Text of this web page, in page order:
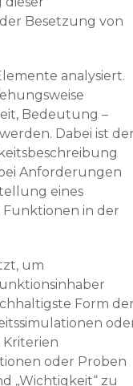
Besetzung von
analysiert.
Bedeutung –
Dabei ist der
Anforderungen
eines
in der
um
Form der
oder Proben
„Wichtigkeit“ zu